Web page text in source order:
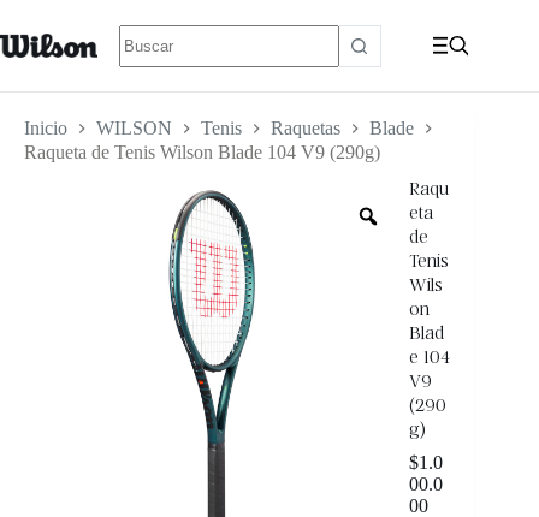
Inicio WILSON Tenis Raquetas
Blade
Raqueta de Tenis Wilson Blade 104 V9 (290g)
Raqu
eta
de
Tenis
Wils
on
Blad
e 104
V9
(290
g)
$1.0
00.0
00